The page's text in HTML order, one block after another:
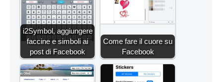
i2Symbol, aggiungere
faccine e simboli ai
post di Facebook
Come fare il cuore su
Facebook